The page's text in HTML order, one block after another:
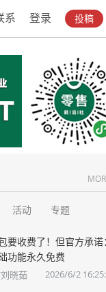
系 登录 投稿
活动 专题
要收费了！但官方承诺：
功能永久免费
晓茹 2026/6/2